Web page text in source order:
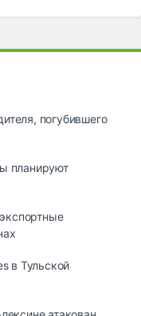
погубившего
планируют
в Тульской